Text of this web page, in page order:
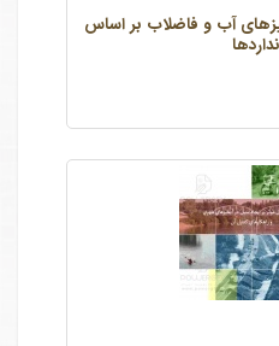
آب و فاضلاب بر اساس